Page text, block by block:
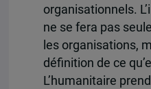
organisationnels.
ne se fera pas
les organisations,
définition de ce
L’humanitaire